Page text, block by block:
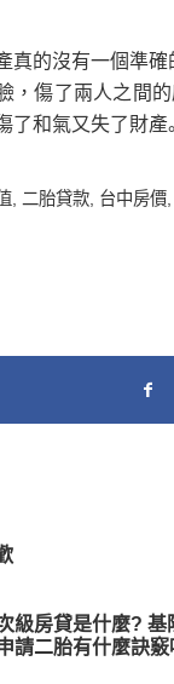
真的沒有一個準
，傷了兩人之間
了和氣又失了財產。
, 二胎貸款, 台中房價,
級房貸是什麼? 基
請二胎有什麼訣竅